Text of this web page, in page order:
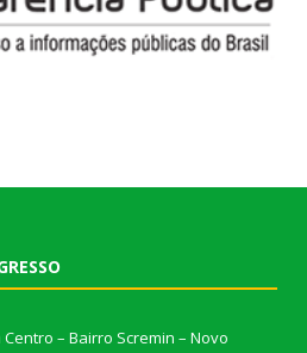
– Bairro Scremin – Novo